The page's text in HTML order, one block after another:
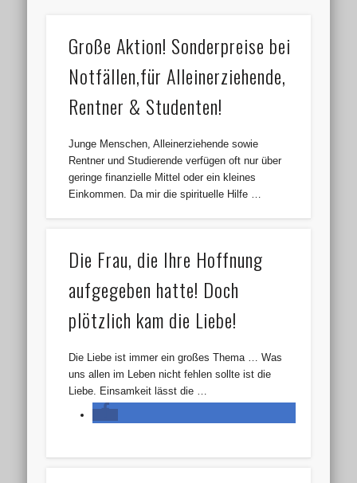
Große Aktion! Sonderpreise bei
Notfällen,für Alleinerziehende,
Rentner & Studenten!
Junge Menschen, Alleinerziehende sowie
Rentner und Studierende verfügen oft nur über
geringe finanzielle Mittel oder ein kleines
Einkommen. Da mir die spirituelle Hilfe …
Die Frau, die Ihre Hoffnung
aufgegeben hatte! Doch
plötzlich kam die Liebe!
Die Liebe ist immer ein großes Thema … Was
uns allen im Leben nicht fehlen sollte ist die
Liebe. Einsamkeit lässt die …